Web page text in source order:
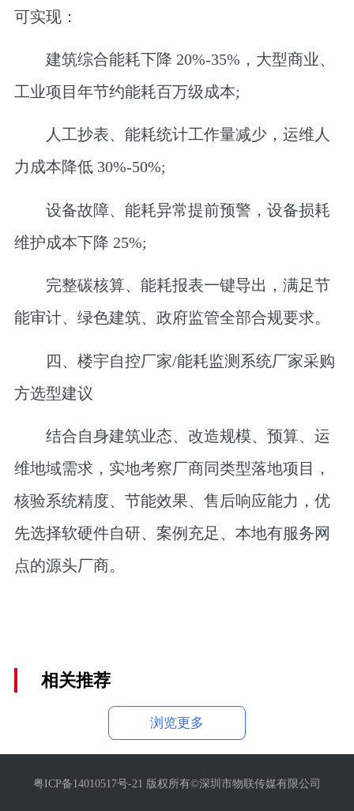
可实现：
建筑综合能耗下降 20%-35%，大型商业、
工业项目年节约能耗百万级成本;
人工抄表、能耗统计工作量减少，运维人
力成本降低 30%-50%;
设备故障、能耗异常提前预警，设备损耗
维护成本下降 25%;
完整碳核算、能耗报表一键导出，满足节
能审计、绿色建筑、政府监管全部合规要求。
四、楼宇自控厂家/能耗监测系统厂家采购
方选型建议
结合自身建筑业态、改造规模、预算、运
维地域需求，实地考察厂商同类型落地项目，
核验系统精度、节能效果、售后响应能力，优
先选择软硬件自研、案例充足、本地有服务网
点的源头厂商。
相关推荐
浏览更多
粤ICP备14010517号-21 版权所有©深圳市物联传媒有限公司